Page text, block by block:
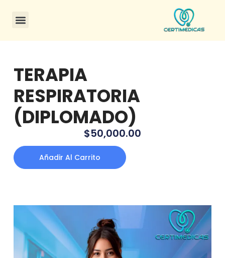
TERAPIA
RESPIRATORIA
(DIPLOMADO)
$50,000.00
Añadir Al Carrito